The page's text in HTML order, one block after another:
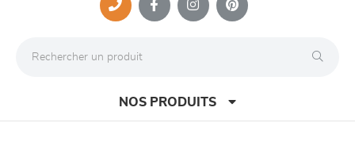
NOS PRODUITS